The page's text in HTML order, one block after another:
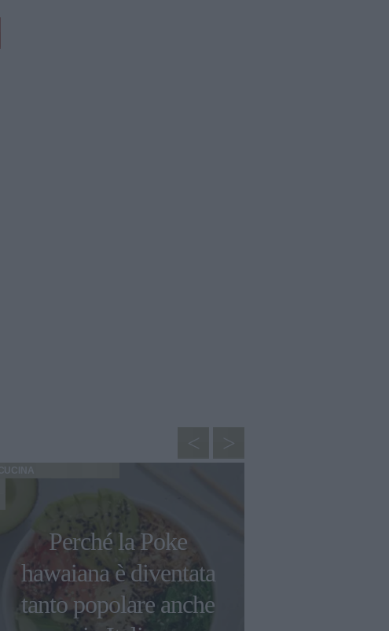
CUCINA
Perché la Poke
hawaiana è diventata
tanto popolare anche